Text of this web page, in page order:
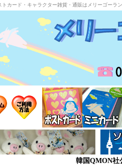
トカード・キャラクター雑貨・通販はメリーゴーラ
韓国QMON社